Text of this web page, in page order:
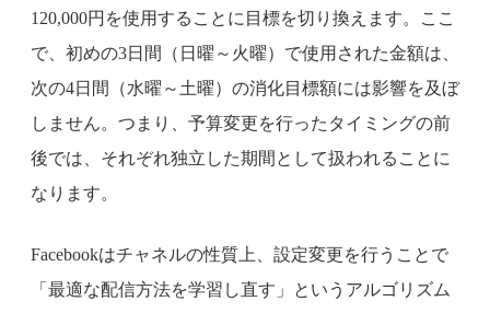
120,000円を使用することに目標を切り換えます。ここ
で、初めの3日間（日曜～火曜）で使用された金額は、
次の4日間（水曜～土曜）の消化目標額には影響を及ぼ
しません。つまり、予算変更を行ったタイミングの前
後では、それぞれ独立した期間として扱われることに
なります。
Facebookはチャネルの性質上、設定変更を行うことで
「最適な配信方法を学習し直す」というアルゴリズム